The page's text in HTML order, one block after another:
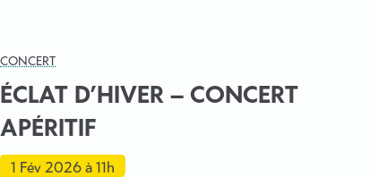
CONCERT
ÉCLAT D’HIVER – CONCERT
APÉRITIF
1 Fév 2026 à 11h